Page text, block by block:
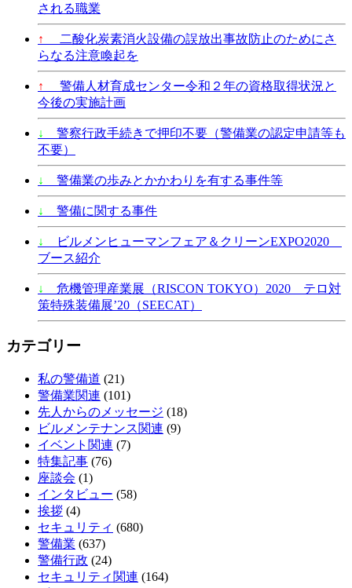
される職業
↑
二酸化炭素消火設備の誤放出事故防止のためにさ
らなる注意喚起を
↑
警備人材育成センター令和２年の資格取得状況と
今後の実施計画
↓
警察行政手続きで押印不要（警備業の認定申請等も
不要）
↓ 警備業の歩みとかかわりを有する事件等
↓ 警備に関する事件
↓
ビルメンヒューマンフェア＆クリーンEXPO2020
ブース紹介
↓
危機管理産業展（RISCON TOKYO）2020 テロ対
策特殊装備展’20（SEECAT）
カテゴリー
私の警備道 (21)
警備業関連 (101)
先人からのメッセージ (18)
ビルメンテナンス関連 (9)
イベント関連 (7)
特集記事 (76)
座談会 (1)
インタビュー (58)
挨拶 (4)
セキュリティ (680)
警備業 (637)
警備行政 (24)
セキュリティ関連 (164)